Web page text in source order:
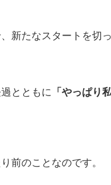
新たなスタートを切
とともに 「やっぱり
前のことなのです。